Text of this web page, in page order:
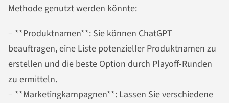
Methode genutzt werden könnte:
– **Produktnamen**: Sie können ChatGPT
beauftragen, eine Liste potenzieller Produktnamen zu
erstellen und die beste Option durch Playoff-Runden
zu ermitteln.
– **Marketingkampagnen**: Lassen Sie verschiedene